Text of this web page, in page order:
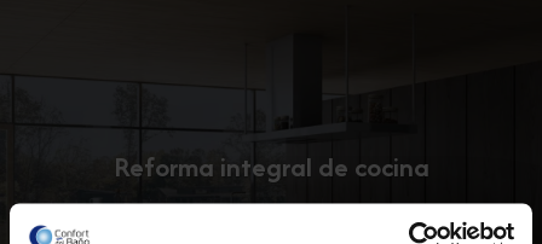
Reforma integral de cocina